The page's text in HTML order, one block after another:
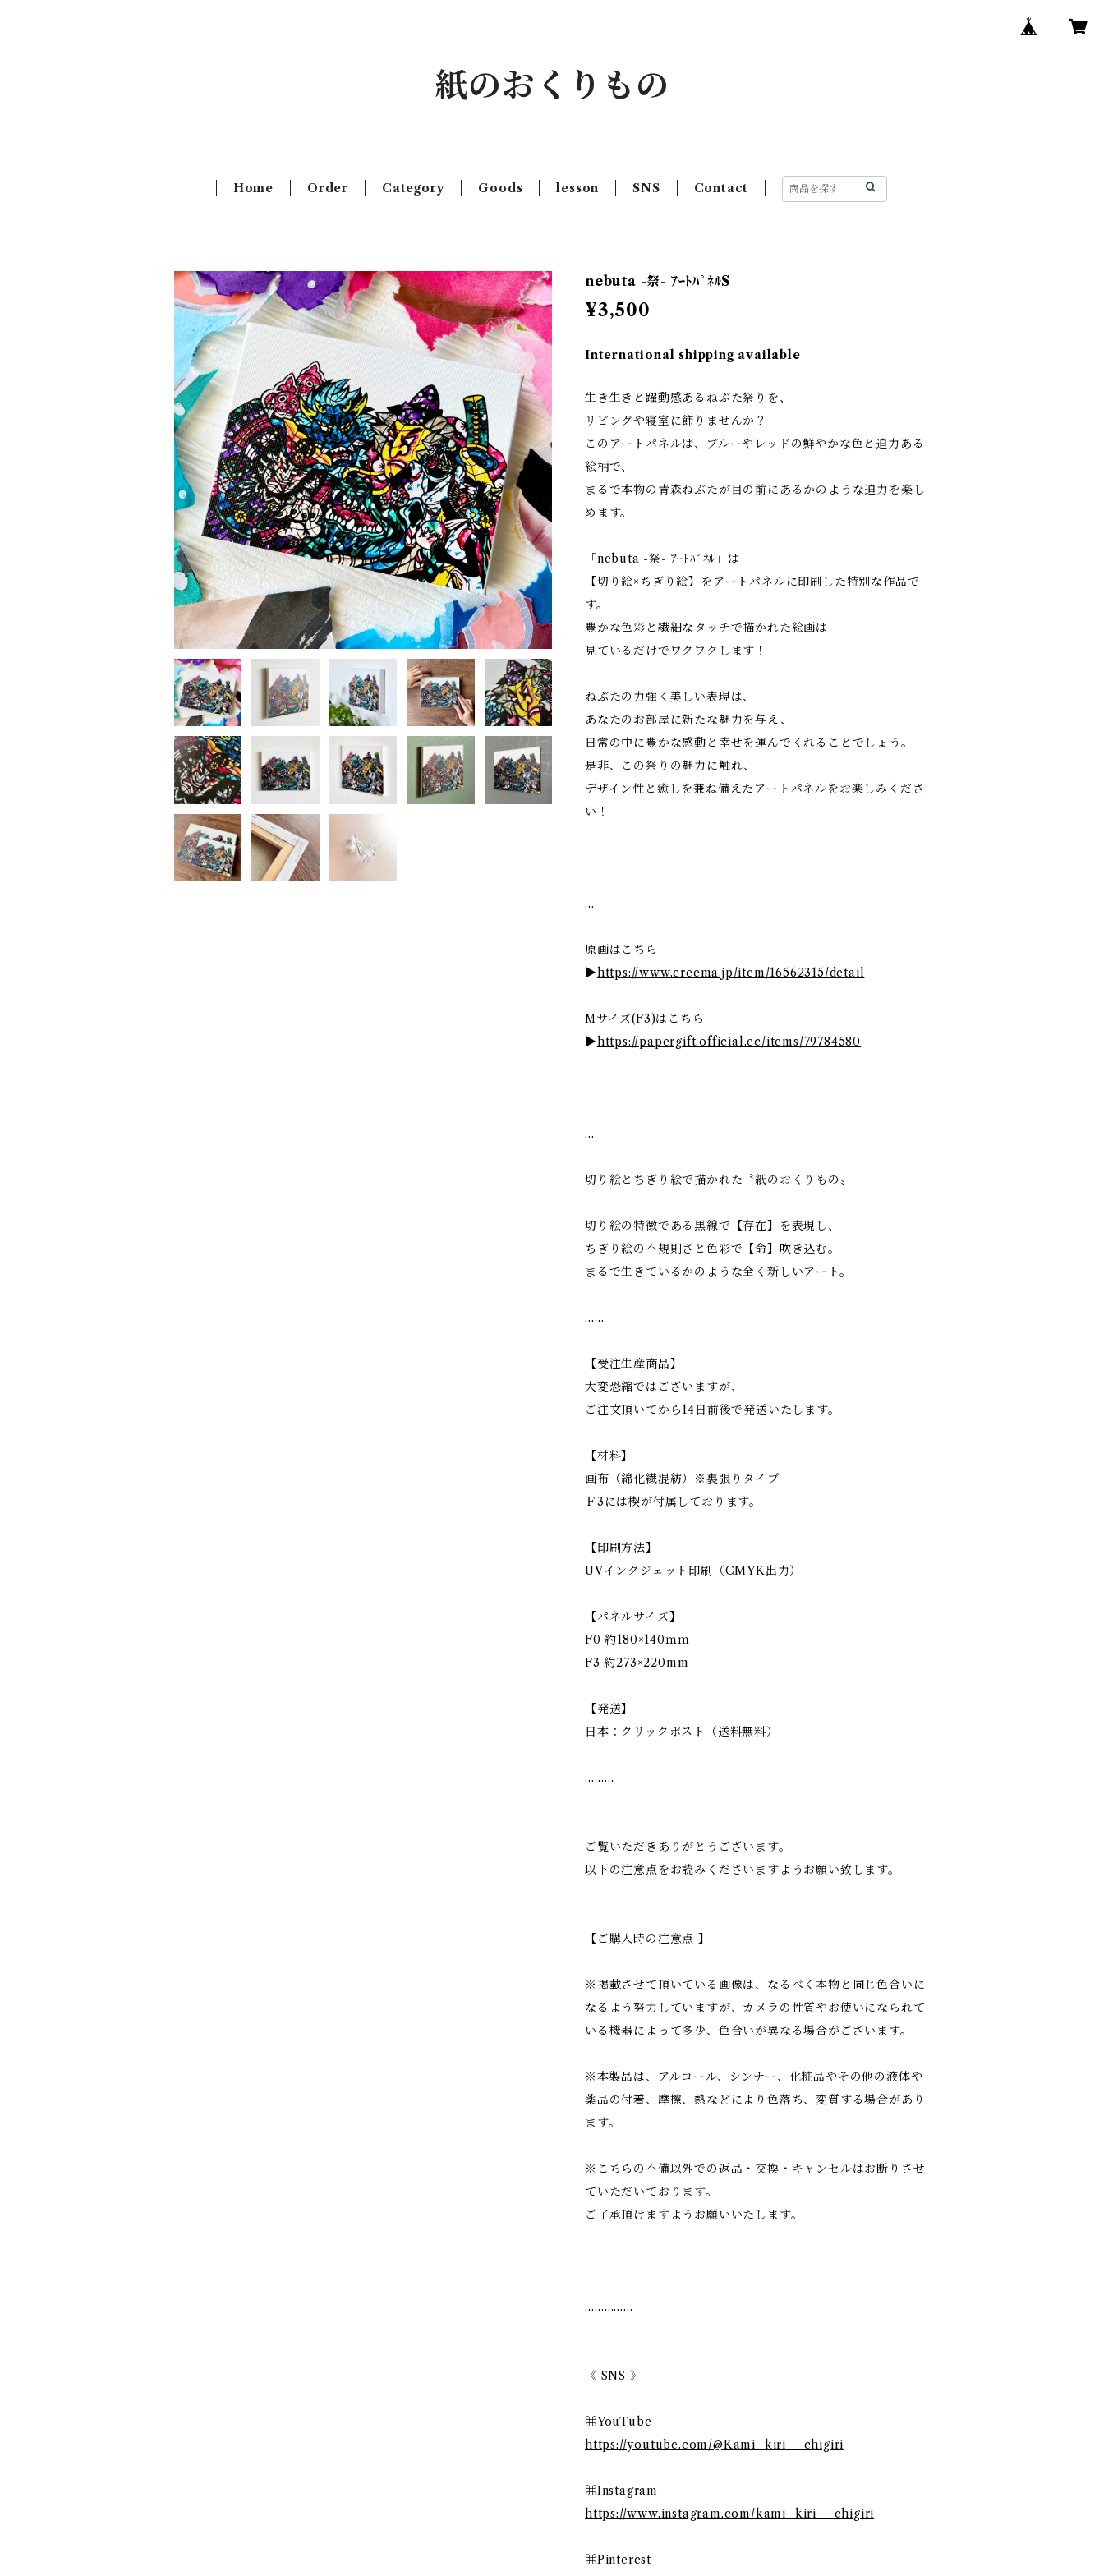
紙のおくりもの
Home Order Category Goods lesson SNS Contact
nebuta -祭- ｱｰﾄﾊﾟﾈﾙS
¥3,500
International shipping available
生き生きと躍動感あるねぶた祭りを、
リビングや寝室に飾りませんか？
このアートパネルは、ブルーやレッドの鮮やかな色と迫力ある
絵柄で、
まるで本物の青森ねぶたが目の前にあるかのような迫力を楽し
めます。
「nebuta -祭- ｱｰﾄﾊﾟﾈﾙ」は
【切り絵×ちぎり絵】をアートパネルに印刷した特別な作品で
す。
豊かな色彩と繊細なタッチで描かれた絵画は
見ているだけでワクワクします！
ねぶたの力強く美しい表現は、
あなたのお部屋に新たな魅力を与え、
日常の中に豊かな感動と幸せを運んでくれることでしょう。
是非、この祭りの魅力に触れ、
デザイン性と癒しを兼ね備えたアートパネルをお楽しみくださ
い！
…
原画はこちら
▶https://www.creema.jp/item/16562315/detail
Мサイズ(F3)はこちら
▶https://papergift.official.ec/items/79784580
…
切り絵とちぎり絵で描かれた〝紙のおくりもの〟
切り絵の特徴である黒線で【存在】を表現し、
ちぎり絵の不規則さと色彩で【命】吹き込む。
まるで生きているかのような全く新しいアート。
……
【受注生産商品】
大変恐縮ではございますが、
ご注文頂いてから14日前後で発送いたします。
【材料】
画布（綿化繊混紡）※裏張りタイプ
Ｆ3には楔が付属しております。
【印刷方法】
UVインクジェット印刷（CMYK出力）
【パネルサイズ】
F0 約180×140ｍｍ
F3 約273×220mm
【発送】
日本：クリックポスト（送料無料）
………
ご覧いただきありがとうございます。
以下の注意点をお読みくださいますようお願い致します。
【ご購入時の注意点 】
※掲載させて頂いている画像は、なるべく本物と同じ色合いに
なるよう努力していますが、カメラの性質やお使いになられて
いる機器によって多少、色合いが異なる場合がございます。
※本製品は、アルコール、シンナー、化粧品やその他の液体や
薬品の付着、摩擦、熱などにより色落ち、変質する場合があり
ます。
※こちらの不備以外での返品・交換・キャンセルはお断りさせ
ていただいております。
ご了承頂けますようお願いいたします。
……………
《 SNS 》
⌘YouTube
https://youtube.com/@Kami_kiri__chigiri
⌘Instagram
https://www.instagram.com/kami_kiri__chigiri
⌘Pinterest